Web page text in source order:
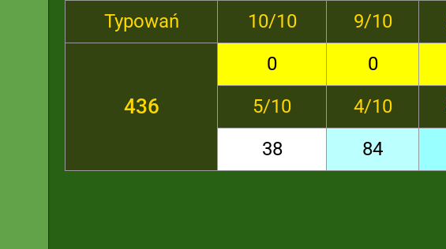
Typowań 10/10 9/10
436
0 0
5/10
4/10
38
84